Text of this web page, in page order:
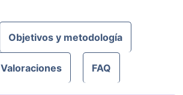
Objetivos y metodología
Valoraciones FAQ